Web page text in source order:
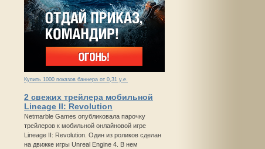
Купить 1000 показов баннера от 0,31 у.е.
2 свежих трейлера мобильной
Lineage II: Revolution
Netmarble Games опубликовала парочку
трейлеров к мобильной онлайновой игре
Lineage II: Revolution. Один из роликов сделан
на движке игры Unreal Engine 4. В нем